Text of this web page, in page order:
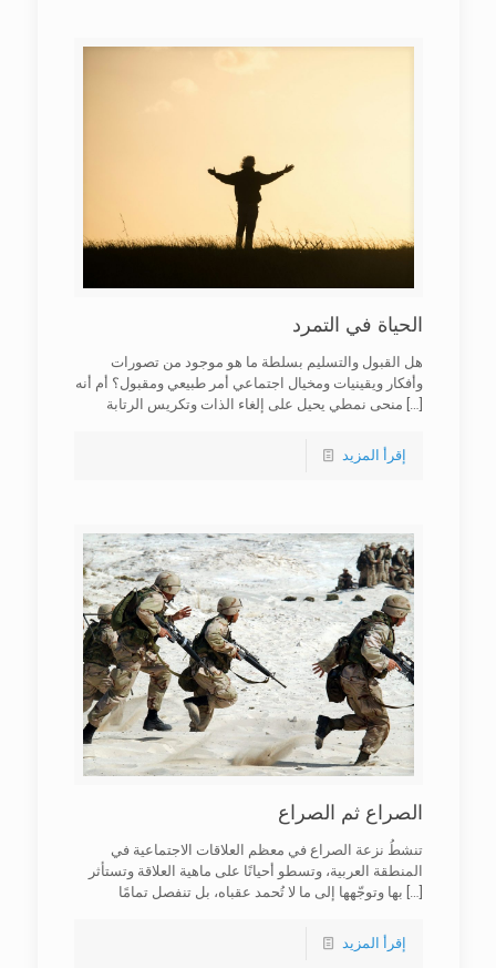
الحياة في التمرد
هل القبول والتسليم بسلطة ما هو موجود من تصورات
وأفكار ويقينيات ومخيال اجتماعي أمر طبيعي ومقبول؟ أم أنه
منحى نمطي يحيل على إلغاء الذات وتكريس الرتابة […]
إقرأ المزيد
الصراع ثم الصراع
تنشطُ نزعة الصراع في معظم العلاقات الاجتماعية في
المنطقة العربية، وتسطو أحيانًا على ماهية العلاقة وتستأثر
بها وتوجّهها إلى ما لا تُحمد عقباه، بل تنفصل تمامًا
إقرأ المزيد